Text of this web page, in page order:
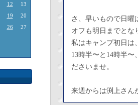
12
13
19
20
26
27
さ、早いもので日曜
オフも明日までとな
私はキャンプ初日は
13時半〜と14時半
ださいませ。
来週からは渕上さ